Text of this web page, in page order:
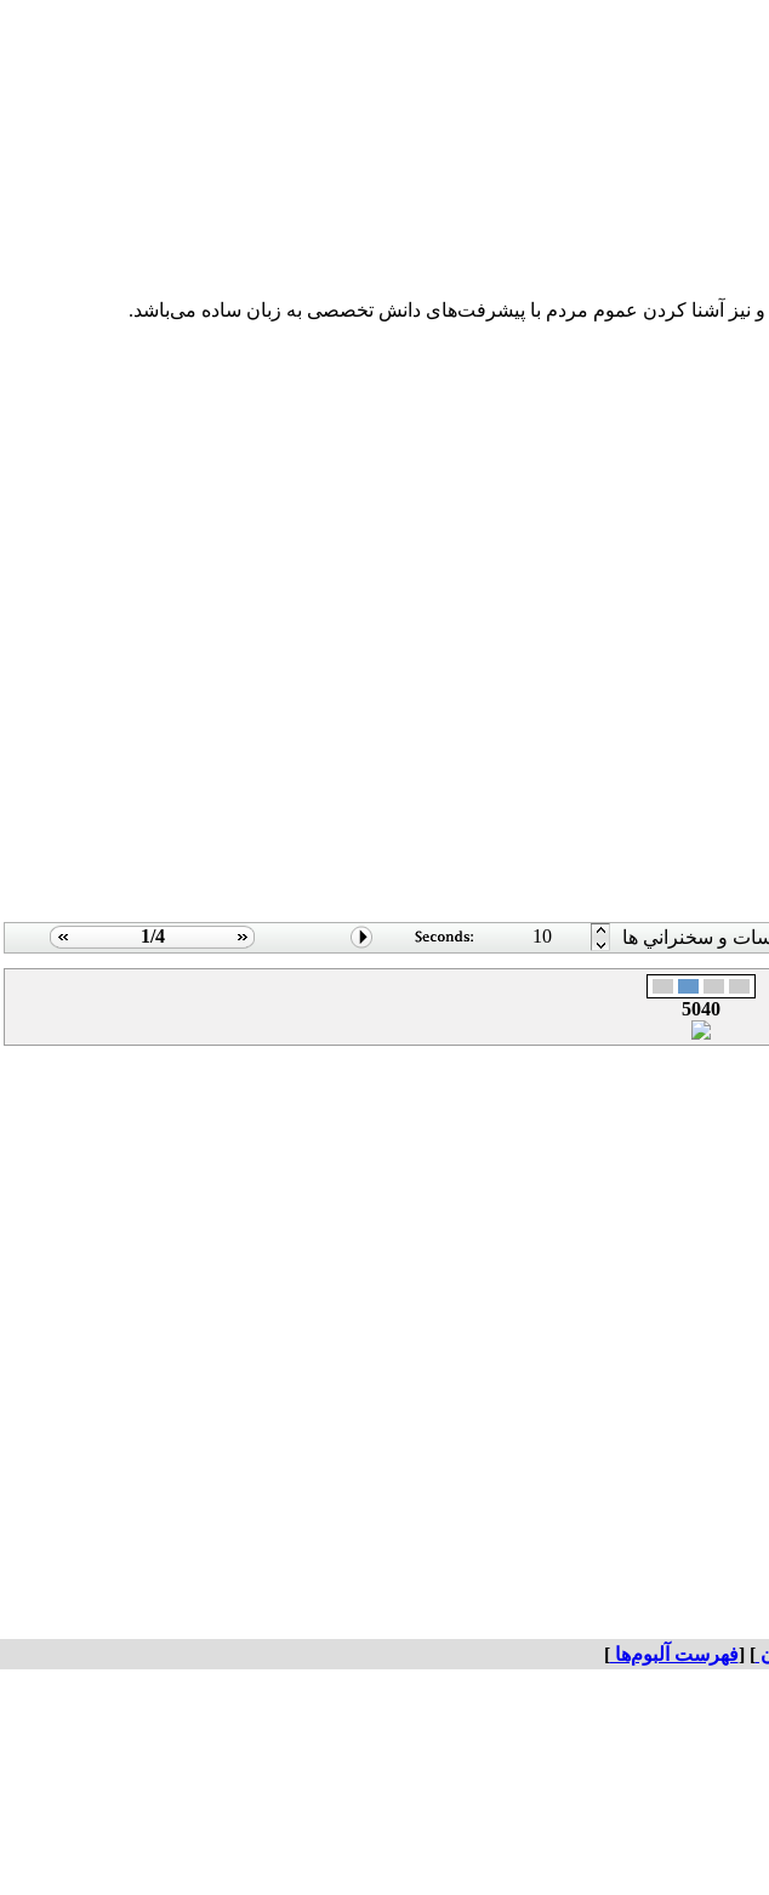
نیز آشنا کردن عموم مردم با پیشرفت‌های دانش تخصصی به زبان ساده می‌باشد.
1/4 10
5040
] [فهرست آلبوم‌ها]